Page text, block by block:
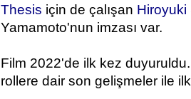
Thesis için de çalışan Hiroyuki
Yamamoto'nun imzası var.
Film 2022'de ilk kez
rollere dair son gelişmeler ile ilk